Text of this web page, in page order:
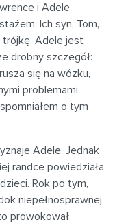
i Adele
Ich syn, Tom,
trójkę, Adele jest
drobny szczegół:
się na wózku,
problemami.
o tym
Adele. Jednak
randce powiedziała
Rok po tym,
niepełnosprawnej
prowokował